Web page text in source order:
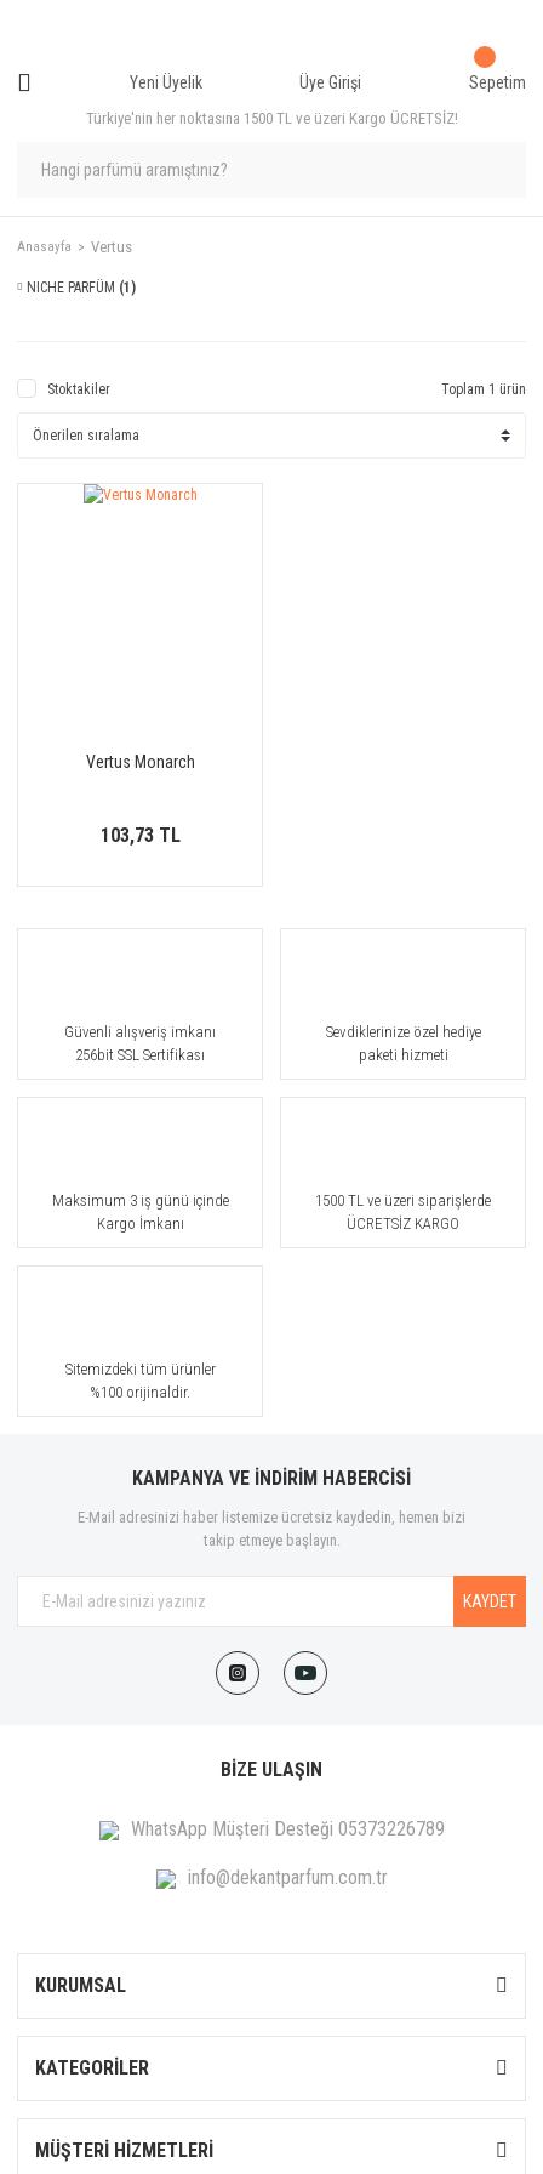
Türkiye'nin her noktasına 1500 TL ve üzeri Kargo ÜCRETSİZ!
Yeni Üyelik Üye Girişi Sepetim
Anasayfa Vertus
NICHE PARFÜM (1)
Stoktakiler Toplam 1 ürün
Vertus Monarch
103,73 TL
Güvenli alışveriş imkanı
256bit SSL Sertifikası
Sevdiklerinize özel hediye
paketi hizmeti
Maksimum 3 iş günü içinde
Kargo İmkanı
1500 TL ve üzeri siparişlerde
ÜCRETSİZ KARGO
Sitemizdeki tüm ürünler
%100 orijinaldir.
KAMPANYA VE İNDİRİM HABERCİSİ
E-Mail adresinizi haber listemize ücretsiz kaydedin, hemen bizi
takip etmeye başlayın.
KAYDET
BİZE ULAŞIN
WhatsApp Müşteri Desteği 05373226789
info@dekantparfum.com.tr
KURUMSAL
KATEGORİLER
MÜŞTERİ HİZMETLERİ